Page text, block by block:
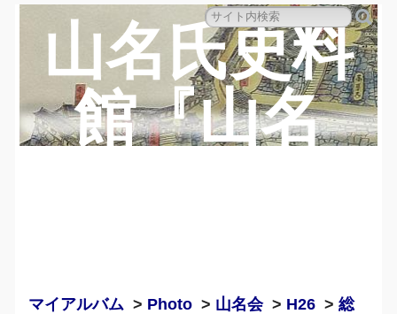
山名氏史料
館『山名
マイアルバム > Photo > 山名会> H26 >総